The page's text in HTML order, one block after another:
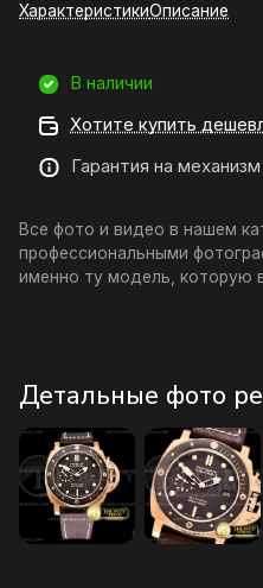
ХарактеристикиОписание
В наличии
Хотите купить
Гарантия на механизм
Все фото и видео в нашем
профессиональными
именно ту модель, которую
Детальные фото